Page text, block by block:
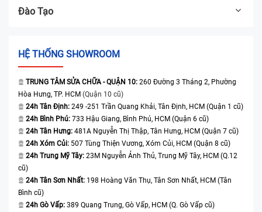
Đào Tạo
HỆ THỐNG SHOWROOM
TRUNG TÂM SỬA CHỮA - QUẬN 10: 260 Đường 3 Tháng 2, Phường
Hòa Hưng, TP. HCM (Quận 10 cũ)
24h Tân Định: 249 -251 Trần Quang Khải, Tân Định, HCM (Quận 1 cũ)
24h Bình Phú: 733 Hậu Giang, Bình Phú, HCM (Quận 6 cũ)
24h Tân Hưng: 481A Nguyễn Thị Thập, Tân Hưng, HCM (Quận 7 cũ)
24h Xóm Củi: 507 Tùng Thiện Vương, Xóm Củi, HCM (Quận 8 cũ)
24h Trung Mỹ Tây: 23M Nguyễn Ảnh Thủ, Trung Mỹ Tây, HCM (Q.12
cũ)
24h Tân Sơn Nhất: 198 Hoàng Văn Thụ, Tân Sơn Nhất, HCM (Tân
Bình cũ)
24h Gò Vấp: 389 Quang Trung, Gò Vấp, HCM (Q. Gò Vấp cũ)